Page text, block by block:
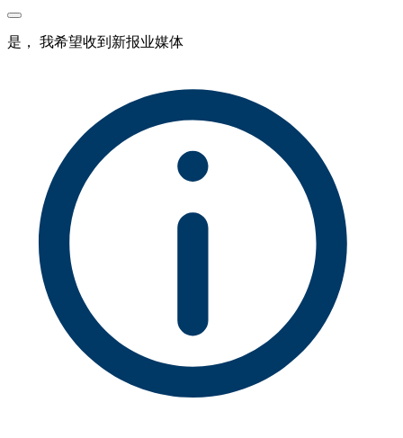
是， 我希望收到新报业媒体